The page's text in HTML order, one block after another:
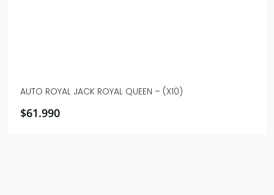
AUTO ROYAL JACK ROYAL QUEEN – (X10)
$61.990